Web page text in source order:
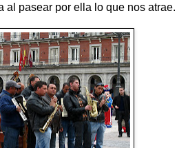
al pasear por ella lo que nos atrae.